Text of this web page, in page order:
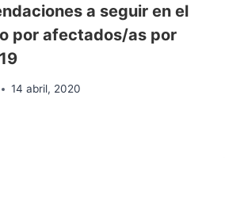
a seguir en el
por afectados/as por
14 abril, 2020